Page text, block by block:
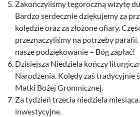
Zakończyliśmy tegoroczną wizytę
Bardzo serdecznie dziękujemy za
kolędzie oraz za złożone ofiary.
przeznaczyliśmy na potrzeby parafii.
nasze podziękowanie – Bóg zapłać!
Dzisiejsza Niedziela kończy
Narodzenia. Kolędy zaś tradycyjnie
Matki Bożej Gromnicznej.
Za tydzień trzecia niedziela miesiąca.
inwestycyjne.